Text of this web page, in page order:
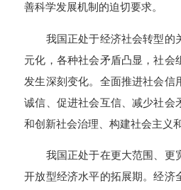
善科学发展机制的迫切要求。
我国正处于经济社会转型的
元化，各种社会矛盾凸显，社会
发生深刻变化。全面推进社会信
诚信、促进社会互信、减少社会
和创新社会治理、构建社会主义
我国正处于在更大范围、更
开放型经济水平的拓展期。经济